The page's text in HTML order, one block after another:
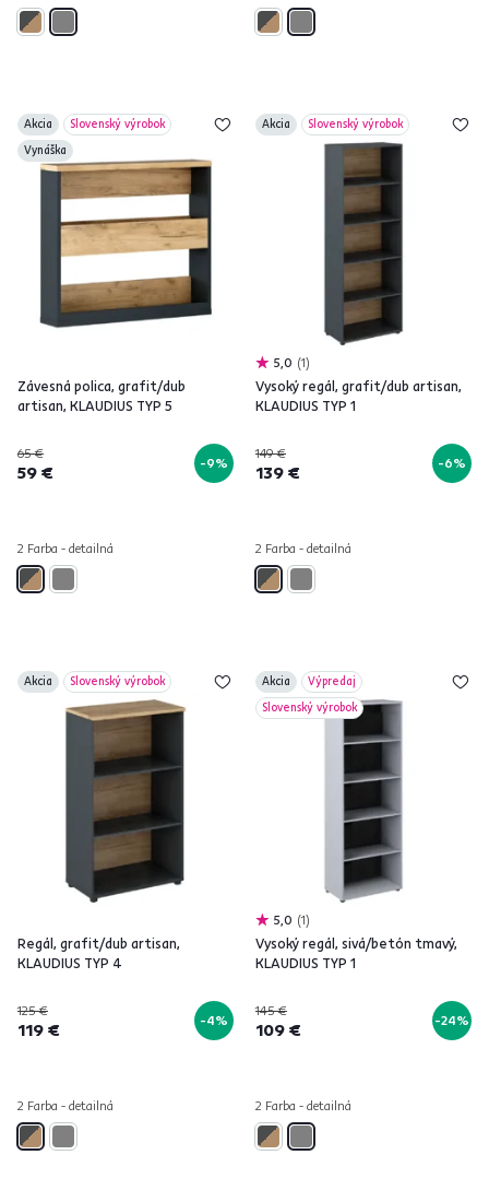
Akcia
Slovenský výrobok
Vynáška
Závesná polica, grafit/dub
artisan, KLAUDIUS TYP 5
65 €
59 € -9%
2 Farba - detailná
Akcia Slovenský výrobok
5,0 1
Vysoký regál, grafit/dub artisan,
KLAUDIUS TYP 1
149 €
139 € -6%
2 Farba - detailná
Akcia Slovenský výrobok
Regál, grafit/dub artisan,
KLAUDIUS TYP 4
125 €
119 € -4%
2 Farba - detailná
Akcia
Výpredaj
Slovenský výrobok
5,0 1
Vysoký regál, sivá/betón tmavý,
KLAUDIUS TYP 1
145 €
109 € -24%
2 Farba - detailná